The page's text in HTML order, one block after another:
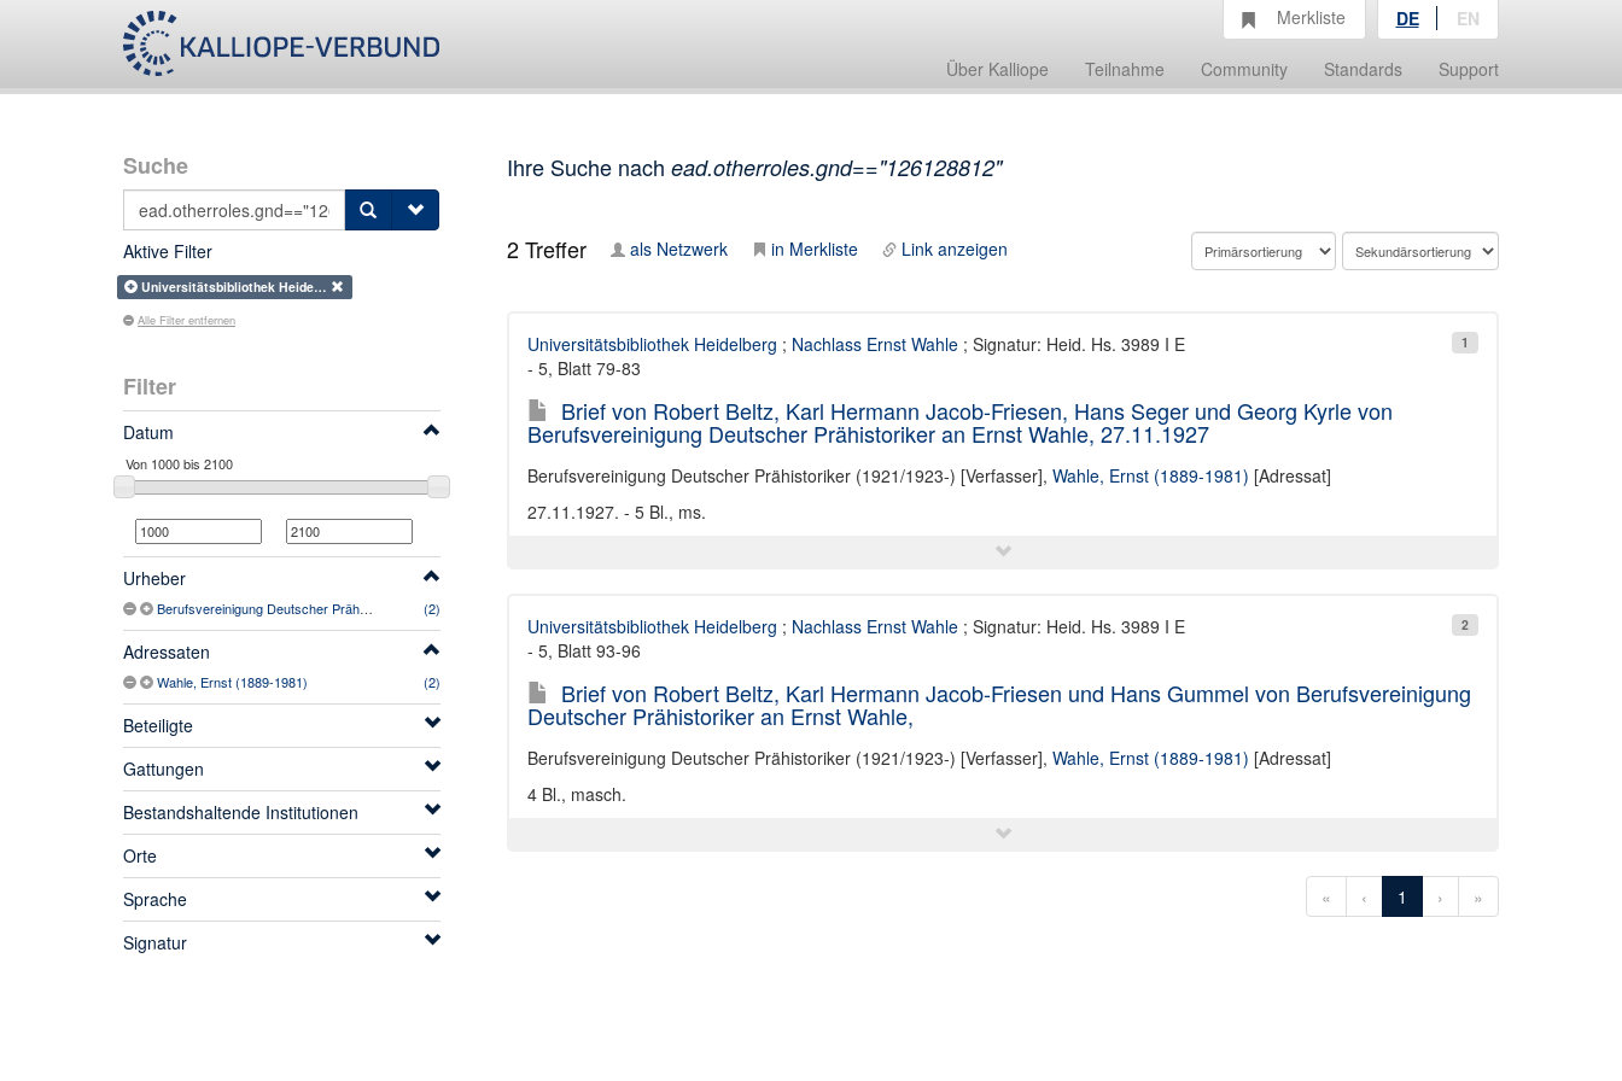
Über Kalliope Teilnahme Community Standards Support
Merkliste DE EN
Suche
Aktive Filter
Universitätsbibliothek Heide…
Alle Filter entfernen
Filter
Datum
Urheber
Berufsvereinigung Deutscher Prähistoriker (1921/1923-) (2)
Adressaten
Wahle, Ernst (1889-1981) (2)
Beteiligte
Gattungen
Bestandshaltende Institutionen
Orte
Sprache
Signatur
Ihre Suche nach ead.otherroles.gnd=="126128812"
2Treffer als Netzwerk in Merkliste Link anzeigen
1
Universitätsbibliothek Heidelberg ; Nachlass Ernst Wahle; Signatur: Heid. Hs. 3989 I E
- 5, Blatt 79-83
Brief von Robert Beltz, Karl Hermann Jacob-Friesen, Hans Seger und Georg Kyrle von
Berufsvereinigung Deutscher Prähistoriker an Ernst Wahle, 27.11.1927
Berufsvereinigung Deutscher Prähistoriker (1921/1923-) [Verfasser], Wahle, Ernst (1889-1981) [Adressat]
27.11.1927. - 5 Bl., ms.
2
Universitätsbibliothek Heidelberg ; Nachlass Ernst Wahle; Signatur: Heid. Hs. 3989 I E
- 5, Blatt 93-96
Brief von Robert Beltz, Karl Hermann Jacob-Friesen und Hans Gummel von Berufsvereinigung
Deutscher Prähistoriker an Ernst Wahle,
Berufsvereinigung Deutscher Prähistoriker (1921/1923-) [Verfasser], Wahle, Ernst (1889-1981) [Adressat]
4 Bl., masch.
« ‹ 1 › »